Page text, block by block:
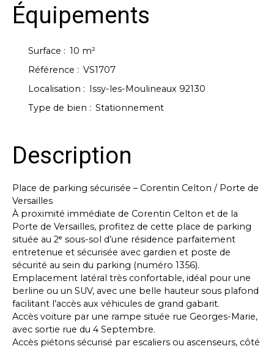
Équipements
Surface : 10 m²
Référence : VS1707
Localisation :
Issy-les-Moulineaux 92130
Type de bien : Stationnement
Description
Place de parking sécurisée – Corentin Celton / Porte de
Versailles
À proximité immédiate de Corentin Celton et de la
Porte de Versailles, profitez de cette place de parking
située au 2ᵉ sous-sol d’une résidence parfaitement
entretenue et sécurisée avec gardien et poste de
sécurité au sein du parking (numéro 1356).
Emplacement latéral très confortable, idéal pour une
berline ou un SUV, avec une belle hauteur sous plafond
facilitant l’accès aux véhicules de grand gabarit.
Accès voiture par une rampe située rue Georges-Marie,
avec sortie rue du 4 Septembre.
Accès piétons sécurisé par escaliers ou ascenseurs, côté